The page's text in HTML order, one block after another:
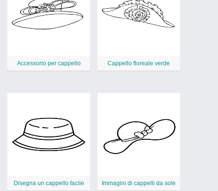
Accessorio per cappello Cappello floreale verde
Disegna un cappello facile Immagini di cappelli da sole